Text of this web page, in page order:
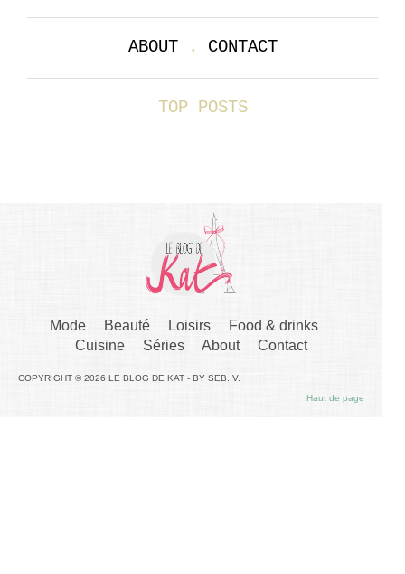
ABOUT. CONTACT
TOP POSTS
Mode Beauté Loisirs
Food & drinks
Cuisine
Séries About Contact
COPYRIGHT © 2026 LE BLOG DE KAT - BY SEB. V.
Haut de page